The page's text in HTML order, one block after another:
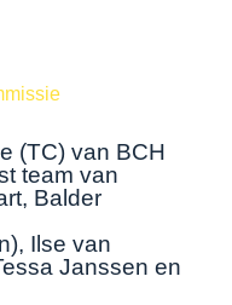
(TC) van BCH
team van
Balder
Ilse van
Janssen en